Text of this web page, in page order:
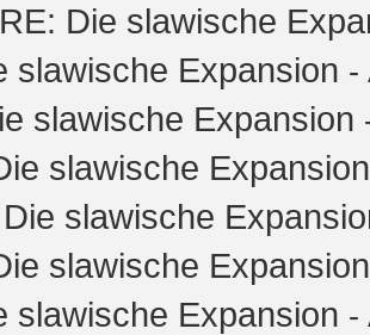
RE: Die slawische
slawische Expansion -
slawische Expansion
slawische Expansion
slawische
slawische Expansion
slawische Expansion -